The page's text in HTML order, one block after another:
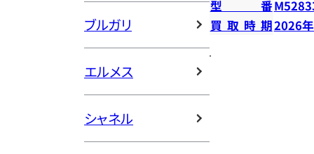
ブルガリ
エルメス
シャネル
型番
買取時期2026